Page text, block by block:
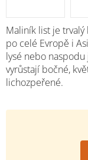
Maliník list je
po celé Evropě i
lysé nebo
vyrůstají bočné,
lichozpeřené.